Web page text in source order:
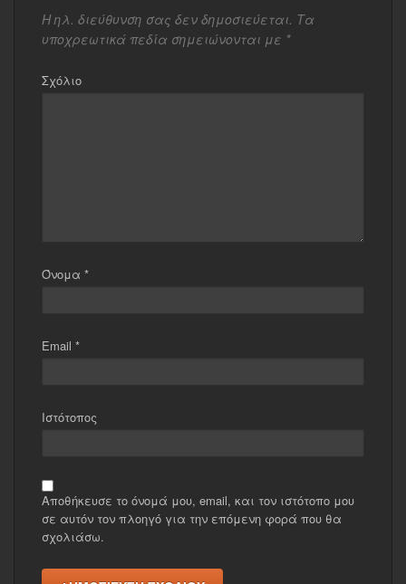
Η ηλ. διεύθυνση σας δεν δημοσιεύεται. Τα
υποχρεωτικά πεδία σημειώνονται με *
Σχόλιο
Όνομα *
Email *
Ιστότοπος
Αποθήκευσε το όνομά μου, email, και τον ιστότοπο μου
σε αυτόν τον πλοηγό για την επόμενη φορά που θα
σχολιάσω.